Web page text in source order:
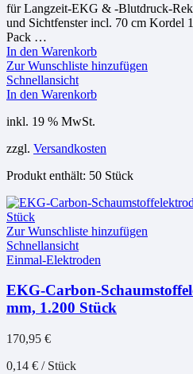
für Langzeit-EKG & -Blutdruck-
und Sichtfenster incl. 70 cm Kordel
Pack …
In den Warenkorb
Zur Wunschliste hinzufügen
Schnellansicht
In den Warenkorb
inkl. 19 % MwSt.
zzgl. Versandkosten
Produkt enthält: 50 Stück
Zur Wunschliste hinzufügen
Schnellansicht
Einmal-Elektroden
EKG-Carbon-
mm, 1.200 Stück
170,95 €
0,14 € / Stück